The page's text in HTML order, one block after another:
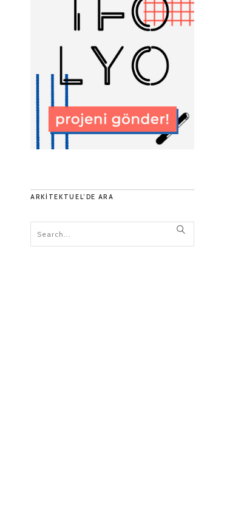
ARKITEKTUEL’DE ARA